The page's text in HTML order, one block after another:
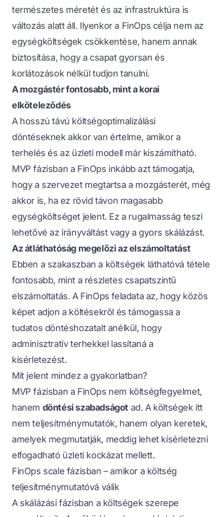
természetes méretét és az infrastruktúra is
változás alatt áll. Ilyenkor a FinOps célja nem az
egységköltségek csökkentése, hanem annak
biztosítása, hogy a csapat gyorsan és
korlátozások nélkül tudjon tanulni.
A mozgástér fontosabb, mint a korai
elköteleződés
A hosszú távú költségoptimalizálási
döntéseknek akkor van értelme, amikor a
terhelés és az üzleti modell már kiszámítható.
MVP fázisban a FinOps inkább azt támogatja,
hogy a szervezet megtartsa a mozgásterét, még
akkor is, ha ez rövid távon magasabb
egységköltséget jelent. Ez a rugalmasság teszi
lehetővé az irányváltást vagy a gyors skálázást.
Az átláthatóság megelőzi az elszámoltatást
Ebben a szakaszban a költségek láthatóvá tétele
fontosabb, mint a részletes csapatszintű
elszámoltatás. A FinOps feladata az, hogy közös
képet adjon a költésekről és támogassa a
tudatos döntéshozatalt anélkül, hogy
adminisztratív terhekkel lassítaná a
kísérletezést.
Mit jelent mindez a gyakorlatban?
MVP fázisban a FinOps nem költségfegyelmet,
hanem döntési szabadságot ad. A költségek itt
nem teljesítménymutatók, hanem olyan keretek,
amelyek megmutatják, meddig lehet kísérletezni
elfogadható üzleti kockázat mellett.
FinOps scale fázisban – amikor a költség
teljesítménymutatóvá válik
A skálázási fázisban a költségek szerepe